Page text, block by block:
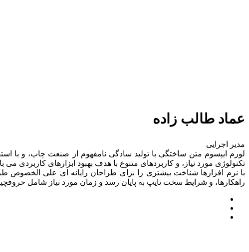
عماد طالب زاده
مدیر اجرایی
لورم ایپسوم متن ساختگی با تولید سادگی نامفهوم از صنعت چاپ، و با
تکنولوژی مورد نیاز، و کاربردهای متنوع با هدف بهبود ابزارهای
با نرم افزارها شناخت بیشتری را برای طراحان رایانه ای علی الخصوص
راهکارها، و شرایط سخت تایپ به پایان رسد و زمان مورد نیاز شامل